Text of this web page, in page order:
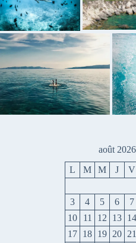
août 2026
L M M J V
3
4 5 6 7
10
11 12 13 14
17 18 19 20 21